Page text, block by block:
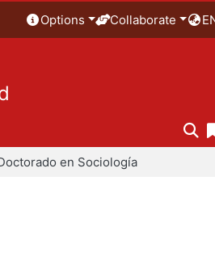
Options Collaborate
en Sociología